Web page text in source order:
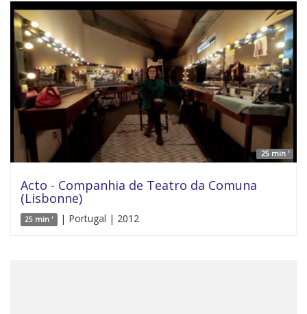
25 min '
Acto - Companhia de Teatro da Comuna
(Lisbonne)
25 min ' | Portugal | 2012